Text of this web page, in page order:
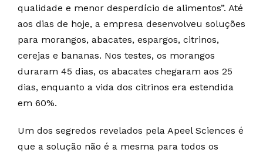
qualidade e menor desperdício de alimentos”. Até
aos dias de hoje, a empresa desenvolveu soluções
para morangos, abacates, espargos, citrinos,
cerejas e bananas. Nos testes, os morangos
duraram 45 dias, os abacates chegaram aos 25
dias, enquanto a vida dos citrinos era estendida
em 60%.
Um dos segredos revelados pela Apeel Sciences é
que a solução não é a mesma para todos os